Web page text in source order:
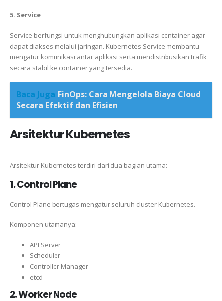
5. Service
Service berfungsi untuk menghubungkan aplikasi container agar
dapat diakses melalui jaringan. Kubernetes Service membantu
mengatur komunikasi antar aplikasi serta mendistribusikan trafik
secara stabil ke container yang tersedia.
Baca Juga FinOps: Cara Mengelola Biaya Cloud
Secara Efektif dan Efisien
Arsitektur Kubernetes
Arsitektur Kubernetes terdiri dari dua bagian utama:
1. Control Plane
Control Plane bertugas mengatur seluruh cluster Kubernetes.
Komponen utamanya:
API Server
Scheduler
Controller Manager
etcd
2. Worker Node